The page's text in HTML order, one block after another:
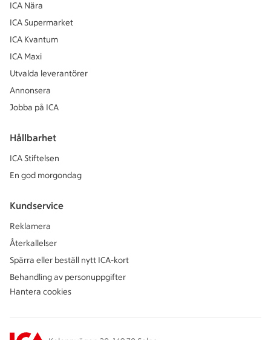
ICA Nära
ICA Supermarket
ICA Kvantum
ICA Maxi
Utvalda leverantörer
Annonsera
Jobba på ICA
Hållbarhet
ICA Stiftelsen
En god morgondag
Kundservice
Reklamera
Återkallelser
Spärra eller beställ nytt ICA-kort
Behandling av personuppgifter
Hantera cookies